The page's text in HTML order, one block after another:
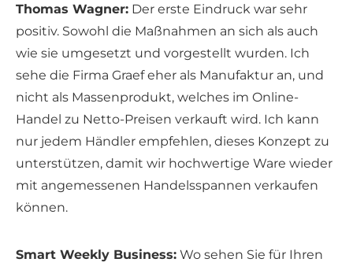
Thomas Wagner: Der erste Eindruck war sehr
positiv. Sowohl die Maßnahmen an sich als auch
wie sie umgesetzt und vorgestellt wurden. Ich
sehe die Firma Graef eher als Manufaktur an, und
nicht als Massenprodukt, welches im Online-
Handel zu Netto-Preisen verkauft wird. Ich kann
nur jedem Händler empfehlen, dieses Konzept zu
unterstützen, damit wir hochwertige Ware wieder
mit angemessenen Handelsspannen verkaufen
können.
Smart Weekly Business: Wo sehen Sie für Ihren